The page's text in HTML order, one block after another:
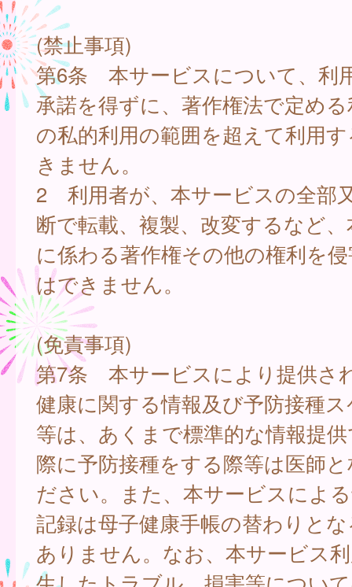
(禁止事項)
第6条 本サービスについて、利
承諾を得ずに、著作権法で定め
の私的利用の範囲を超えて利用
きません。
2 利用者が、本サービスの全部
断で転載、複製、改変するなど
に係わる著作権その他の権利を
はできません。
(免責事項)
第7条 本サービスにより提供さ
健康に関する情報及び予防接種
等は、あくまで標準的な情報提
際に予防接種をする際等は医師
ださい。また、本サービスによ
記録は母子健康手帳の替わりと
ありません。なお、本サービス